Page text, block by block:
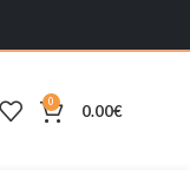
0 0.00€